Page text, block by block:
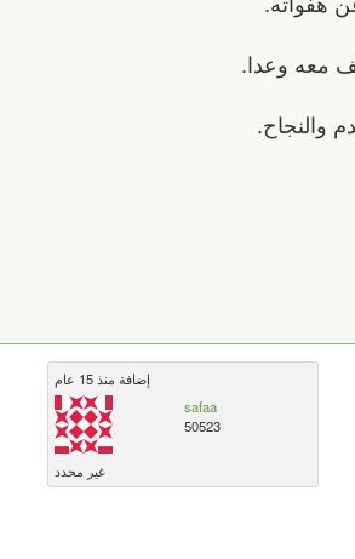
معه وعدا.
والنجاح.
إضافة منذ 15 عام
safaa
50523
غير محدد